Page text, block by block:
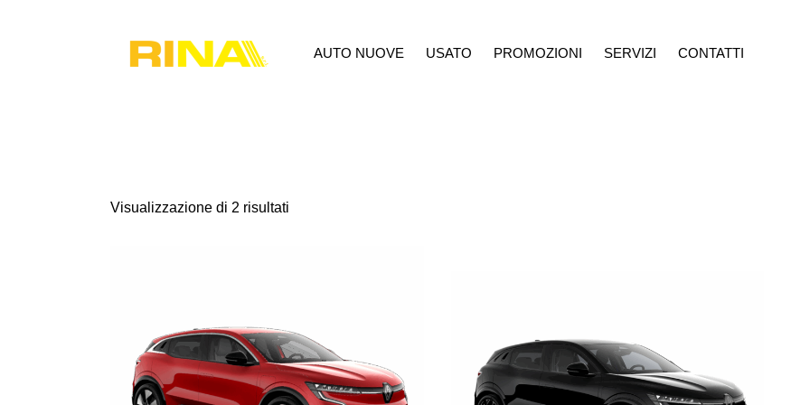
AUTO NUOVE USATO PROMOZIONI SERVIZI CONTATTI
Visualizzazione di 2 risultati